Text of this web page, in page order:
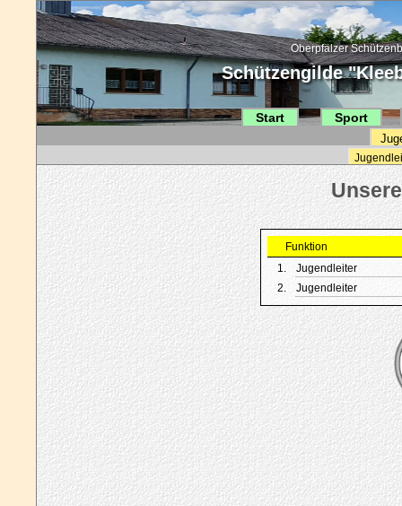
Oberpfälzer
Schützengilde
Start Sport
Funktion
1.
Jugendleiter
2.
Jugendleiter